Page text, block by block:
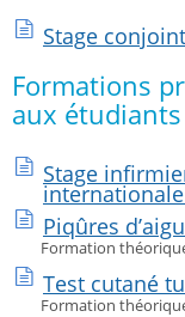
Stage
Formations
aux
Stage
Piqûres
Formation
Test cutané
Formation